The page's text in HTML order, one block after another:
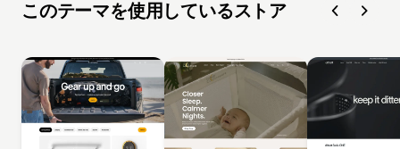
このテーマを使用しているストア